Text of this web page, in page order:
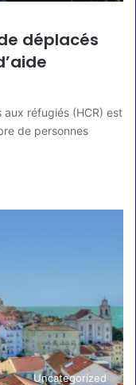
déplacés
réfugiés (HCR) est
de personnes
Uncategorized